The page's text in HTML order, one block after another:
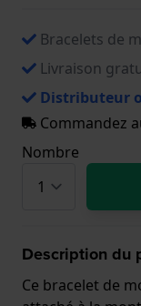
Bracelets de
Livraison
Distributeur
Commandez
Nombre
Description du
Ce bracelet de